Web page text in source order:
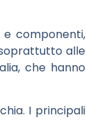
e componenti,
alle
che hanno
I principali